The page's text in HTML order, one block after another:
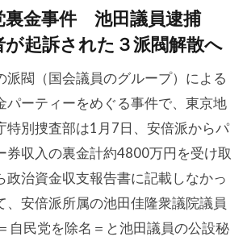
裏金事件 池田議員逮捕
が起訴された３派閥解散へ
派閥（国会議員のグループ）による
パーティーをめぐる事件で、東京地
特別捜査部は1月7日、安倍派からパ
券収入の裏金計約4800万円を受け取
政治資金収支報告書に記載しなかっ
、安倍派所属の池田佳隆衆議院議員
自民党を除名＝と池田議員の公設秘